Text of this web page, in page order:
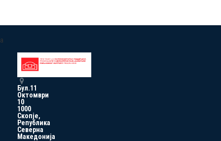
a
Бул.11
Октомври
10
1000
Скопје,
Република
Северна
Македонија